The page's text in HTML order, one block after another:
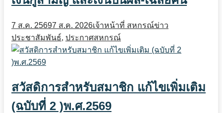
7 ส.ค. 25697 ส.ค. 2026เจ้าหน้าที่ สหกรณ์ข่าว
ประชาสัมพันธ์, ประกาศสหกรณ์
สวัสดิการสำหรับสมาชิก แก้ไขเพิ่มเติม
(ฉบับที่ 2 )พ.ศ.2569